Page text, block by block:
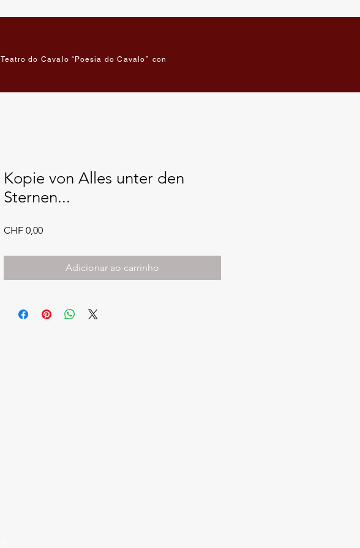
Teatro do Cavalo “Poesia do Cavalo” contato
Kopie von Alles unter den
Sternen...
CHF 0,00Preço
Adicionar ao carrinho